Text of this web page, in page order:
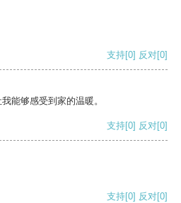
支持[0] 反对[0]
能够感受到家的温暖。
支持[0] 反对[0]
支持[0] 反对[0]